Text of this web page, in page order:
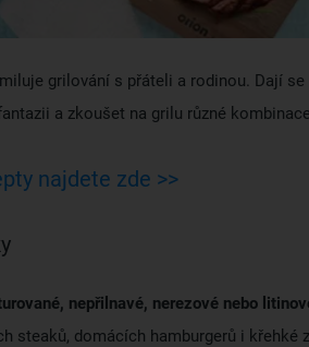
grilování s přáteli a rodinou. Dají
a zkoušet na grilu různé
najdete zde >>
nepřilnavé, nerezové nebo
steaků, domácích hamburgerů i křehké